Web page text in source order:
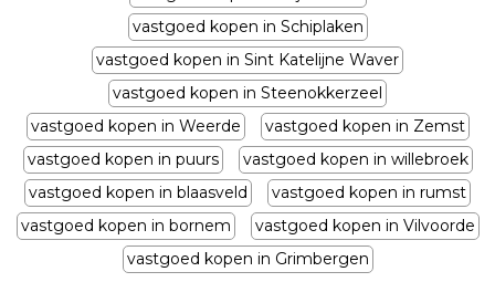
vastgoed kopen in Schiplaken
vastgoed kopen in Sint Katelijne Waver
vastgoed kopen in Steenokkerzeel
vastgoed kopen in Weerde
vastgoed kopen in Zemst
vastgoed kopen in puurs
vastgoed kopen in willebroek
vastgoed kopen in blaasveld
vastgoed kopen in rumst
vastgoed kopen in bornem
vastgoed kopen in Vilvoorde
vastgoed kopen in Grimbergen